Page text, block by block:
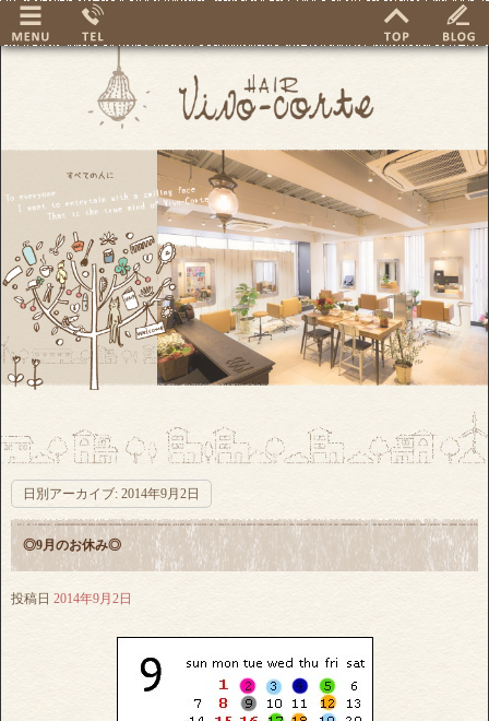
日別アーカイブ: 2014年9月2日
◎9月のお休み◎
投稿日 2014年9月2日